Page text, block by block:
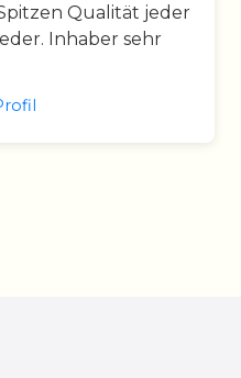
Qualität jeder
Inhaber sehr